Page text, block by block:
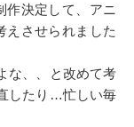
作決定して、アニ
えさせられました
な、、と改めて考
したり…忙しい毎